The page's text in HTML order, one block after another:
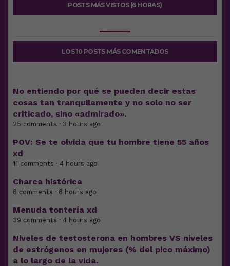
POSTS MÁS VISTOS (6 HORAS)
LOS 10 POSTS MÁS COMENTADOS
No entiendo por qué se pueden decir estas
cosas tan tranquilamente y no solo no ser
criticado, sino «admirado».
25 comments · 3 hours ago
POV: Se te olvida que tu hombre tiene 55 años
xd
11 comments · 4 hours ago
Charca histórica
6 comments · 6 hours ago
Menuda tontería xd
39 comments · 4 hours ago
Niveles de testosterona en hombres VS niveles
de estrógenos en mujeres (% del pico máximo)
a lo largo de la vida.